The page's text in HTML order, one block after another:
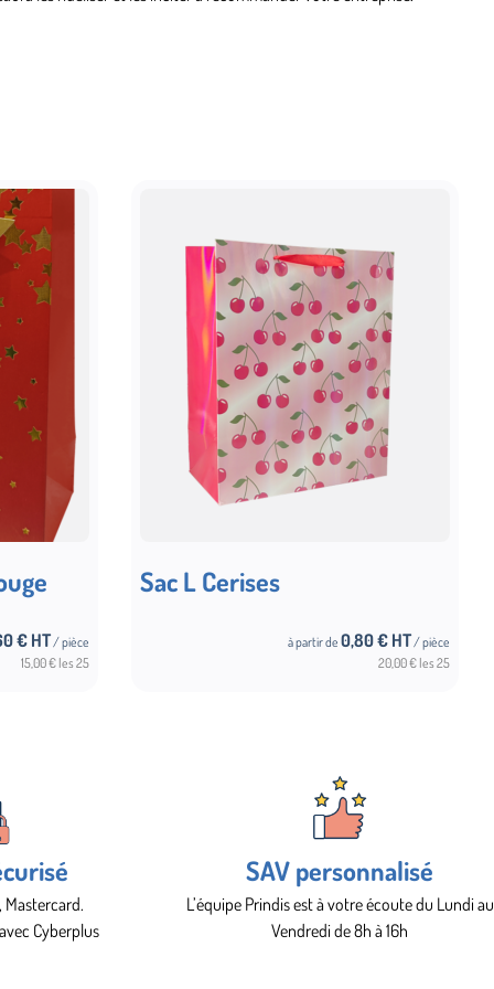
€ HT/ pièce
15,00 € les 25
Sac L Cerises
Choix des options à partir de 0,80€ HT/ pièce
20,00 € les 25
Mastercard.
Cyberplus
SAV personnalisé
L’équipe Prindis est à votre écoute du Lundi au
Vendredi de 8h à 16h